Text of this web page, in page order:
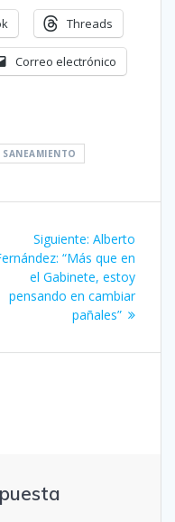
Threads
Correo electrónico
Siguiente: Siguiente
entrada:
Alberto
“Más que en
el Gabinete, estoy
pensando en cambiar
pañales”